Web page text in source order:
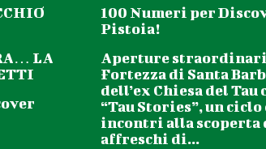
LA
100 Numeri per
Pistoia!
Aperture
Fortezza di Santa
dell’ex Chiesa del Tau
“Tau Stories”, un
incontri alla scoperta
affreschi di...